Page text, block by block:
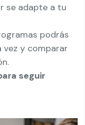
se adapte a tu
podrás
vez y comparar
seguir